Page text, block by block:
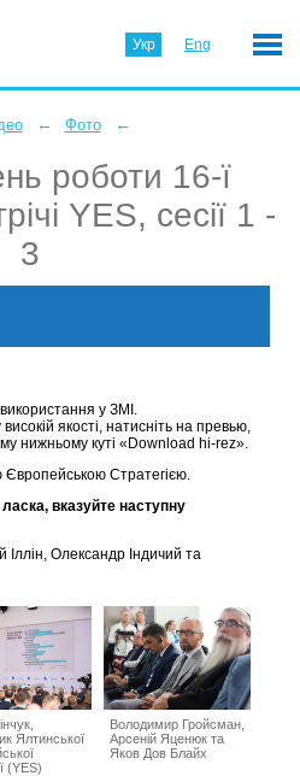
Укр Eng
← Фото ←
роботи 16-ї
YES, сесії 1 -
3
у ЗМІ.
якості, натисніть на превью,
нижньому куті «Download hi-rez».
Європейською Стратегією.
вказуйте наступну
Олександр Індичий та
Ялтинської
(YES)
Володимир Гройсман,
Арсеній Яценюк та
Яков Дов Блайх